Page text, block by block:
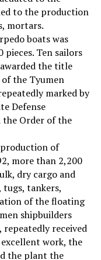
to the production
mortars.
boats was
pieces. Ten sailors
the title
the Tyumen
marked by
Defense
the Order of the
of
more than 2,200
dry cargo and
tankers,
of the floating
shipbuilders
repeatedly received
work, the
the plant the